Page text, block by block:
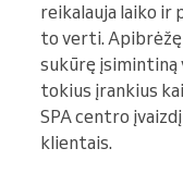
reikalauja laiko ir
to verti. Apibrėžę
sukūrę
tokius įrankius
SPA centro
klientais.